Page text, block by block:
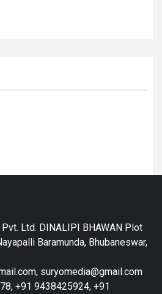
Ltd. DINALIPI BHAWAN Plot
Baramunda, Bhubaneswar,
suryomedia@gmail.com
+91 9438425924, +91